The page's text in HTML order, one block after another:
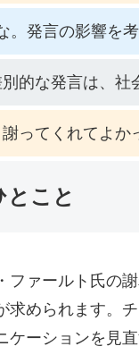
。発言の影響を
別的な発言は、社
謝ってくれてよか
とこと
ファールト氏の
求められます。
ケーションを見